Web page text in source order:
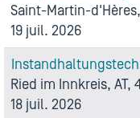
Saint-Martin-
19 juil. 2026
Ried im Innkreis, AT,
18 juil. 2026